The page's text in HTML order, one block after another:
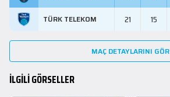
TÜRK TELEKOM 21 15
MAÇ DETAYLARINI GÖR
İLGİLİ GÖRSELLER